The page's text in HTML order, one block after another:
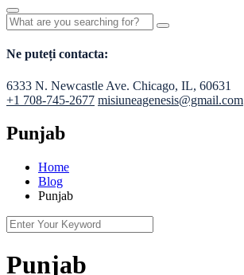
Ne puteți contacta:
6333 N. Newcastle Ave. Chicago, IL, 60631
+1 708-745-2677 misiuneagenesis@gmail.com
Punjab
Home
Blog
Punjab
Punjab